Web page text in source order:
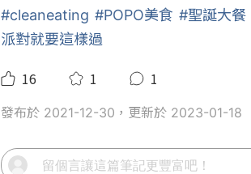
#cleaneating #POPO美食 #聖誕大餐
派對就要這樣過
16 1 1
發布於 2021-12-30，更新於 2023-01-18